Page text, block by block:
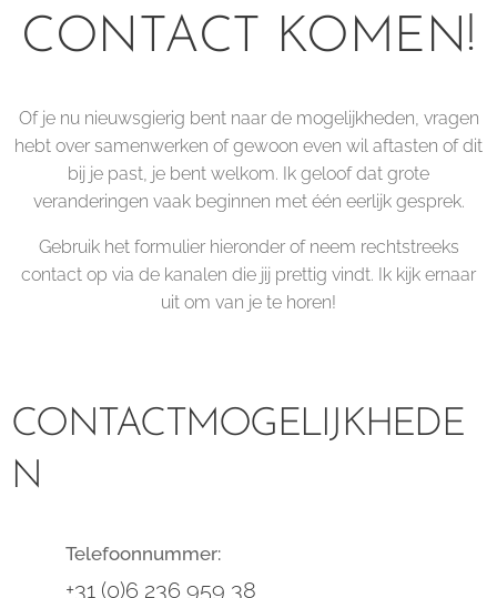
CONTACT KOMEN!
Of je nu nieuwsgierig bent naar de mogelijkheden, vragen
hebt over samenwerken of gewoon even wil aftasten of dit
bij je past, je bent welkom. Ik geloof dat grote
veranderingen vaak beginnen met één eerlijk gesprek.
Gebruik het formulier hieronder of neem rechtstreeks
contact op via de kanalen die jij prettig vindt. Ik kijk ernaar
uit om van je te horen!
CONTACTMOGELIJKHEDE
N
Telefoonnummer:
+31 (0)6 236 959 38